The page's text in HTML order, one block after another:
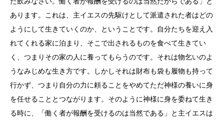
あります。これは、主イエスの先駆けとして派遣された者はどの
ようにして生きていくのか、ということです。自分たちを迎え入
れてくれる家に泊まり、そこで出されるものを食べて生きてい
く、つまりその家の人に養ってもらうのです。それは物乞いのよ
うなみじめな生き方です。しかしそれは財布も袋も履物も持って
行かず、つまり自分の力に頼ることをやめてただ神様の養いに身
を任せることとつながります。そのように神様に身を委ねて生き
る時に、「働く者が報酬を受けるのは当然である」と主イエスは